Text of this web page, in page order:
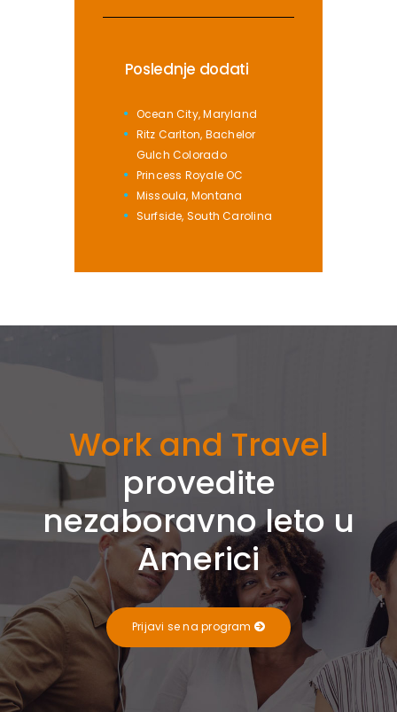
Poslednje dodati
Ocean City, Maryland
Ritz Carlton, Bachelor
Gulch Colorado
Princess Royale OC
Missoula, Montana
Surfside, South Carolina
Work and Travel
provedite
nezaboravno leto u
Americi
Prijavi se na program